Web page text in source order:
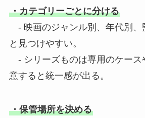
・カテゴリーごとに分ける
- 映画のジャンル別、年代別、
と見つけやすい。
- シリーズものは専用のケース
意すると統一感が出る。
・保管場所を決める